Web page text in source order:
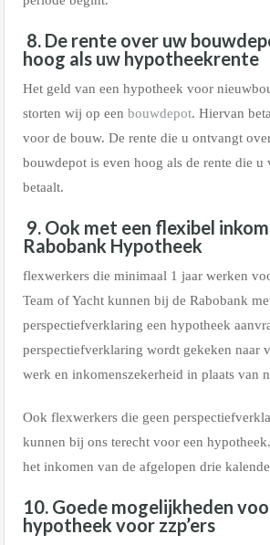
8. De rente over uw
hoog als uw hypotheekrente
Het geld van een hypotheek voor
storten wij op een bouwdepot. Hiervan
voor de bouw. De rente die u ontvangt
bouwdepot is even hoog als de rente die u
betaalt.
9. Ook met een flexibel
Rabobank Hypotheek
flexwerkers die minimaal 1 jaar werken
Team of Yacht kunnen bij de Rabobank
perspectiefverklaring een hypotheek
perspectiefverklaring wordt gekeken naar
werk en inkomenszekerheid in plaats van
Ook flexwerkers die geen
kunnen bij ons terecht voor een
het inkomen van de afgelopen drie
10. Goede mogelijkheden
hypotheek voor zzp’ers